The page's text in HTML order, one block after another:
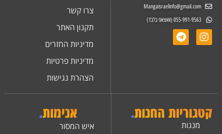
Mangaisraelinfo@gmail.com
055-991-9563 (וואצאפ בלבד)
צרו קשר
תקנון האתר
מדיניות החזרים
מדיניות פרטיות
הצהרת נגישות
קטגוריות החנות.
מנגות
אנימות.
איש המסור